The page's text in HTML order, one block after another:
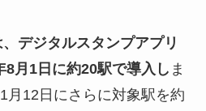
デジタルスタンプアプリ
8月1日に約20駅で導入し ま
月12日にさらに対象駅を約